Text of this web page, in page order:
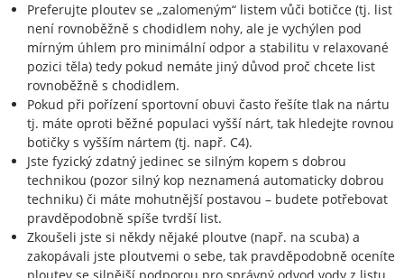
Preferujte ploutev se „zalomeným“ listem vůči botičce (tj. list
není rovnoběžně s chodidlem nohy, ale je vychýlen pod
mírným úhlem pro minimální odpor a stabilitu v relaxované
pozici těla) tedy pokud nemáte jiný důvod proč chcete list
rovnoběžně s chodidlem.
Pokud při pořízení sportovní obuvi často řešíte tlak na nártu
tj. máte oproti běžné populaci vyšší nárt, tak hledejte rovnou
botičky s vyšším nártem (tj. např. C4).
Jste fyzický zdatný jedinec se silným kopem s dobrou
technikou (pozor silný kop neznamená automaticky dobrou
techniku) či máte mohutnější postavou – budete potřebovat
pravděpodobně spíše tvrdší list.
Zkoušeli jste si někdy nějaké ploutve (např. na scuba) a
zakopávali jste ploutvemi o sebe, tak pravděpodobně oceníte